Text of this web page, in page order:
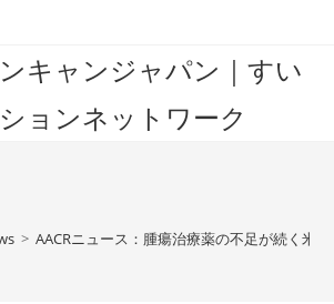
キャンジャパン｜すい
ョンネットワーク
> AACRニュース：腫瘍治療薬の不足が続く米国